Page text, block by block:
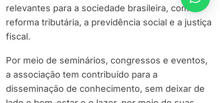
relevantes para a sociedade brasileira, como a
reforma tributária, a previdência social e a justiça
fiscal.
Por meio de seminários, congressos e eventos,
a associação tem contribuído para a
disseminação de conhecimento, sem deixar de